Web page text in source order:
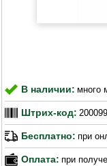
В наличии: много
Штрих-код:
Бесплатно: при
Оплата: при